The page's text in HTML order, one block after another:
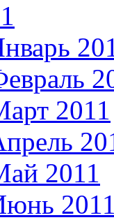
2011
2011
2011